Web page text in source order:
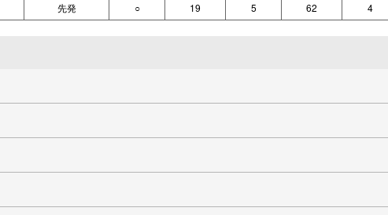
先発 ○ 19 5 62 4